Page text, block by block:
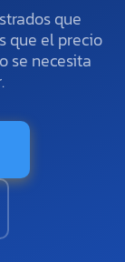
que
que el precio
se necesita